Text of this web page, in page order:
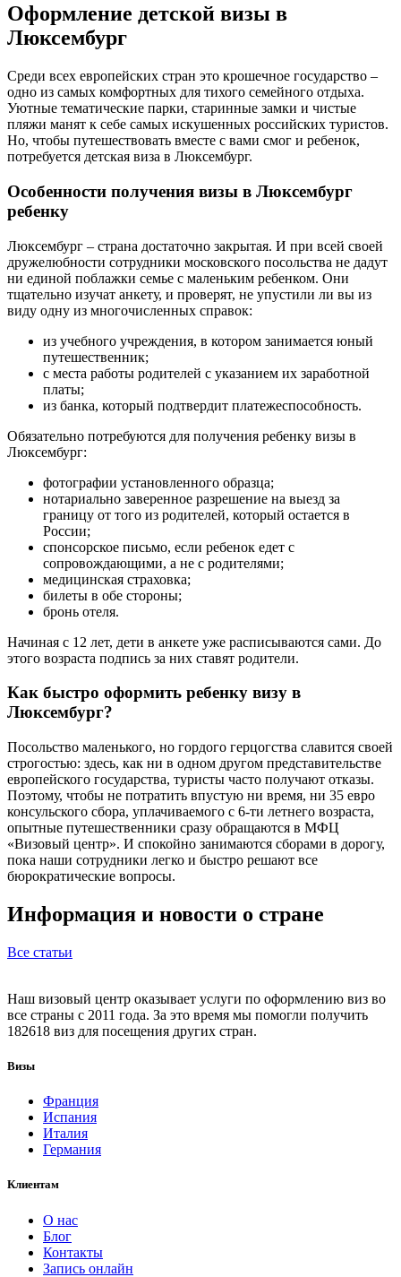
Оформление детской визы в
Люксембург
Среди всех европейских стран это крошечное государство –
одно из самых комфортных для тихого семейного отдыха.
Уютные тематические парки, старинные замки и чистые
пляжи манят к себе самых искушенных российских туристов.
Но, чтобы путешествовать вместе с вами смог и ребенок,
потребуется детская виза в Люксембург.
Особенности получения визы в Люксембург
ребенку
Люксембург – страна достаточно закрытая. И при всей своей
дружелюбности сотрудники московского посольства не дадут
ни единой поблажки семье с маленьким ребенком. Они
тщательно изучат анкету, и проверят, не упустили ли вы из
виду одну из многочисленных справок:
из учебного учреждения, в котором занимается юный
путешественник;
с места работы родителей с указанием их заработной
платы;
из банка, который подтвердит платежеспособность.
Обязательно потребуются для получения ребенку визы в
Люксембург:
фотографии установленного образца;
нотариально заверенное разрешение на выезд за
границу от того из родителей, который остается в
России;
спонсорское письмо, если ребенок едет с
сопровождающими, а не с родителями;
медицинская страховка;
билеты в обе стороны;
бронь отеля.
Начиная с 12 лет, дети в анкете уже расписываются сами. До
этого возраста подпись за них ставят родители.
Как быстро оформить ребенку визу в
Люксембург?
Посольство маленького, но гордого герцогства славится своей
строгостью: здесь, как ни в одном другом представительстве
европейского государства, туристы часто получают отказы.
Поэтому, чтобы не потратить впустую ни время, ни 35 евро
консульского сбора, уплачиваемого с 6-ти летнего возраста,
опытные путешественники сразу обращаются в МФЦ
«Визовый центр». И спокойно занимаются сборами в дорогу,
пока наши сотрудники легко и быстро решают все
бюрократические вопросы.
Информация и новости о стране
Все статьи
Наш визовый центр оказывает услуги по оформлению виз во
все страны с 2011 года. За это время мы помогли получить
182618 виз для посещения других стран.
Визы
Франция
Испания
Италия
Германия
Клиентам
О нас
Блог
Контакты
Запись онлайн